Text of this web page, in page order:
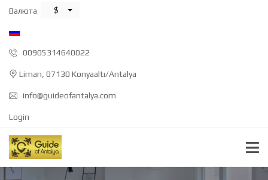
Валюта $
00905314640022
Liman, 07130 Konyaaltı/Antalya
info@guideofantalya.com
Login